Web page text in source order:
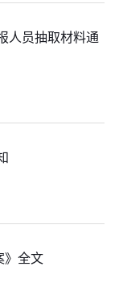
人员抽取材料通
》全文